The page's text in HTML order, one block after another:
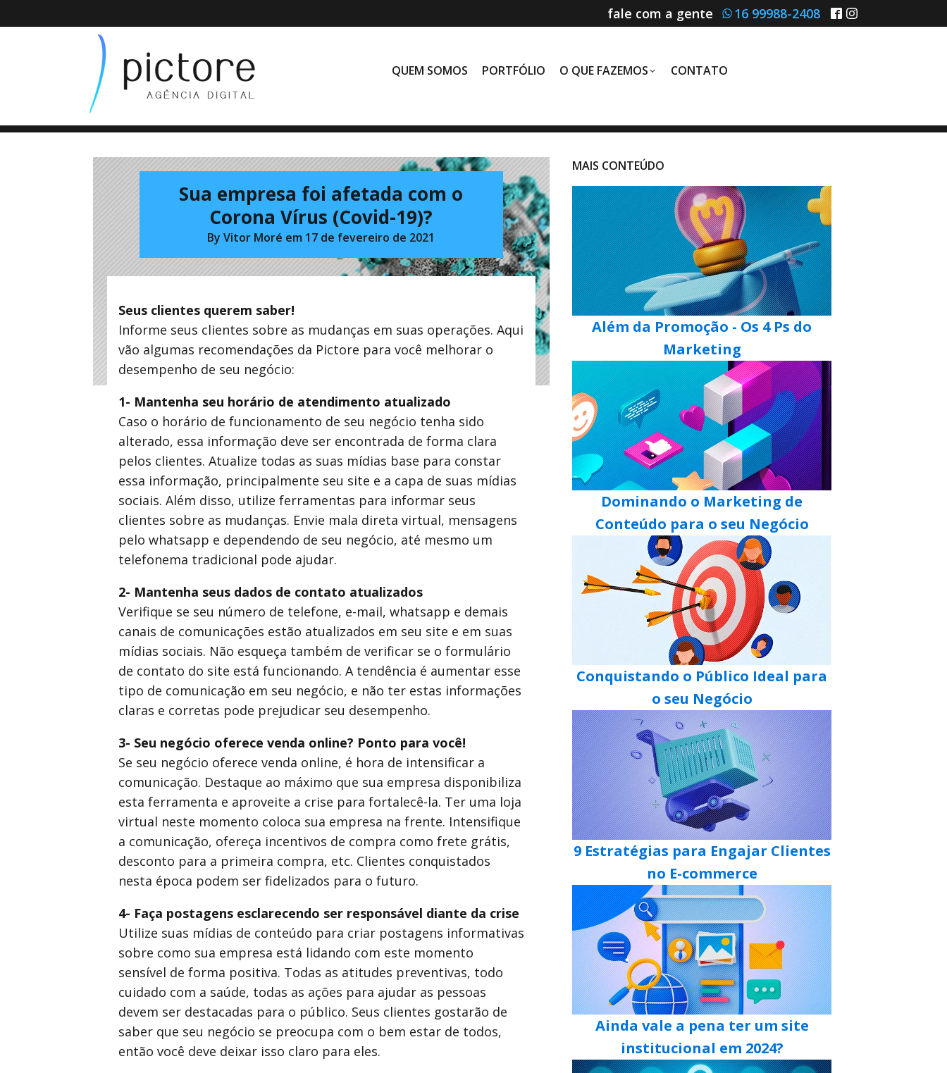
fale com a gente 16 99988-2408
QUEM SOMOS PORTFÓLIO O QUE FAZEMOS CONTATO
Sua empresa foi afetada com o
Corona Vírus (Covid-19)?
ByVitor Moré em 17 de fevereiro de 2021
Seus clientes querem saber!
Informe seus clientes sobre as mudanças em suas operações. Aqui
vão algumas recomendações da Pictore para você melhorar o
desempenho de seu negócio:
1- Mantenha seu horário de atendimento atualizado
Caso o horário de funcionamento de seu negócio tenha sido
alterado, essa informação deve ser encontrada de forma clara
pelos clientes. Atualize todas as suas mídias base para constar
essa informação, principalmente seu site e a capa de suas mídias
sociais. Além disso, utilize ferramentas para informar seus
clientes sobre as mudanças. Envie mala direta virtual, mensagens
pelo whatsapp e dependendo de seu negócio, até mesmo um
telefonema tradicional pode ajudar.
2- Mantenha seus dados de contato atualizados
Verifique se seu número de telefone, e-mail, whatsapp e demais
canais de comunicações estão atualizados em seu site e em suas
mídias sociais. Não esqueça também de verificar se o formulário
de contato do site está funcionando. A tendência é aumentar esse
tipo de comunicação em seu negócio, e não ter estas informações
claras e corretas pode prejudicar seu desempenho.
3- Seu negócio oferece venda online? Ponto para você!
Se seu negócio oferece venda online, é hora de intensificar a
comunicação. Destaque ao máximo que sua empresa disponibiliza
esta ferramenta e aproveite a crise para fortalecê-la. Ter uma loja
virtual neste momento coloca sua empresa na frente. Intensifique
a comunicação, ofereça incentivos de compra como frete grátis,
desconto para a primeira compra, etc. Clientes conquistados
nesta época podem ser fidelizados para o futuro.
4- Faça postagens esclarecendo ser responsável diante da crise
Utilize suas mídias de conteúdo para criar postagens informativas
sobre como sua empresa está lidando com este momento
sensível de forma positiva. Todas as atitudes preventivas, todo
cuidado com a saúde, todas as ações para ajudar as pessoas
devem ser destacadas para o público. Seus clientes gostarão de
saber que seu negócio se preocupa com o bem estar de todos,
então você deve deixar isso claro para eles.
MAIS CONTEÚDO
Além da Promoção - Os 4 Ps do
Marketing
Dominando o Marketing de
Conteúdo para o seu Negócio
Conquistando o Público Ideal para
o seu Negócio
9 Estratégias para Engajar Clientes
no E-commerce
Ainda vale a pena ter um site
institucional em 2024?